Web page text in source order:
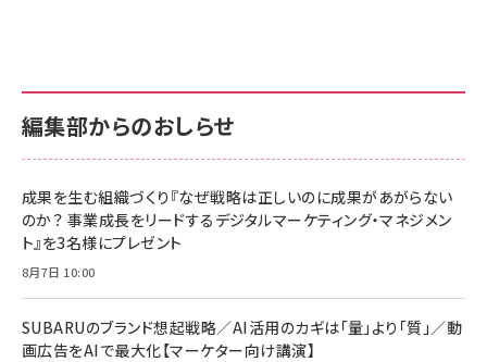
￥880
anan(アンアン)2026/06/24号 No.2500増刊
スペシャルエディション[王道エンタメの矜持／
￥1,100
anan(アンアン)2026/07/08号 No.2502[2026
￥880
ママ投資家が育休中に１億貯めた株式投資
サポート正規品 メーカー保証5年 KLMEA128G
NIMASO ガラスフィルム iPhone 17 用 保護フィ
すい ガイド枠付き いPhone17 (6.3インチ) 対応
2枚セット DSP25F1698
￥1,599
￥6,980
サポート正規品 メーカー保証5年 KLMEA128G
Amazon eギフトカード - Amazonロゴ - クラ
￥5,000
Anker PowerLine III Flow USB-C & USB-C
Pro/Air 各種対応 (1.8m ミッドナイトブラック)
￥1,890
編集部からのおしらせ
成果を生む組織づくり『なぜ戦略は正しいのに成果があがらない
のか？ 事業成長をリードするデジタルマーケティング・マネジメン
ト』を3名様にプレゼント
8月7日 10:00
SUBARUのブランド想起戦略／AI活用のカギは「量」より「質」／動
画広告をAIで最大化【マーケター向け講演】